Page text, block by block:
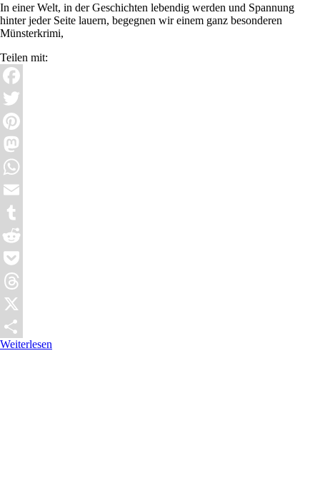
In einer Welt, in der Geschichten lebendig werden und Spannung
hinter jeder Seite lauern, begegnen wir einem ganz besonderen
Münsterkrimi,
Teilen mit:
Facebook
Twitter
Pinterest
Mastodon
WhatsApp
Email
Tumblr
Reddit
Pocket
Threads
X
Teilen
Weiterlesen